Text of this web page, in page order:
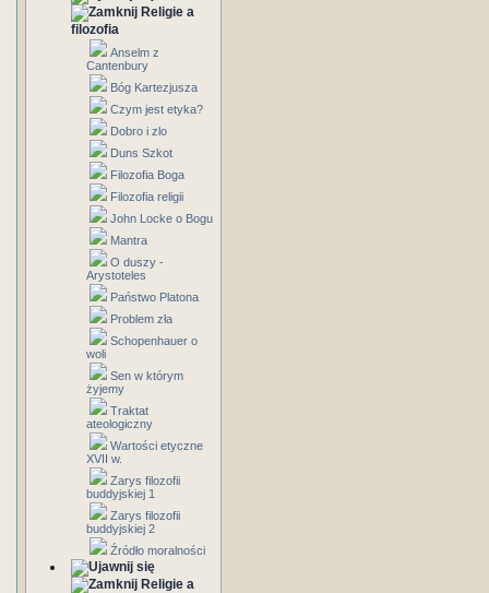
Religie a
filozofia
Anselm z
Cantenbury
Bóg Kartezjusza
Czym jest etyka?
Dobro i zlo
Duns Szkot
Filozofia Boga
Filozofia religii
John Locke o Bogu
Mantra
O duszy -
Arystoteles
Państwo Platona
Problem zła
Schopenhauer o
woli
Sen w którym
żyjemy
Traktat
ateologiczny
Wartości etyczne
XVII w.
Zarys filozofii
buddyjskiej 1
Zarys filozofii
buddyjskiej 2
Źródło moralności
Religie a